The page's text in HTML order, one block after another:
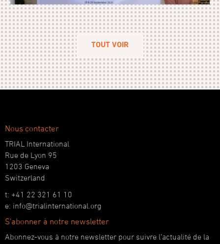
TOUT VOIR
Nous contacter
TRIAL International
Rue de Lyon 95
1203 Geneva
Switzerland
t: +41 22 321 61 10
e: info@trialinternational.org
S'abonner à notre newsletter
Abonnez-vous à notre newsletter pour suivre l’actualité de la